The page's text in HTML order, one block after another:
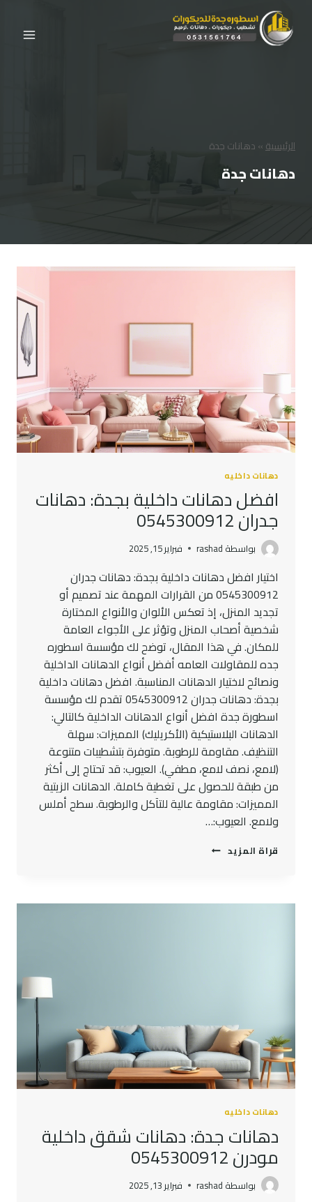
المحتوى
الرئيسية»دهانات جدة
دهانات جدة
دهانات داخليه
افضل دهانات داخلية بجدة: دهانات
جدران 0545300912
بواسطة rashad فبراير 15, 2025
اختيار افضل دهانات داخلية بجدة: دهانات جدران
0545300912 من القرارات المهمة عند تصميم أو
تجديد المنزل، إذ تعكس الألوان والأنواع المختارة
شخصية أصحاب المنزل وتؤثر على الأجواء العامة
للمكان. في هذا المقال، توضح لك مؤسسة اسطوره
جده للمقاولات العامه أفضل أنواع الدهانات الداخلية
ونصائح لاختيار الدهانات المناسبة. افضل دهانات داخلية
بجدة: دهانات جدران 0545300912 تقدم لك مؤسسة
اسطورة جدة افضل أنواع الدهانات الداخلية كالتالي:
الدهانات البلاستيكية (الأكريليك) المميزات: سهلة
التنظيف. مقاومة للرطوبة. متوفرة بتشطيبات متنوعة
(لامع، نصف لامع، مطفي). العيوب: قد تحتاج إلى أكثر
من طبقة للحصول على تغطية كاملة. الدهانات الزيتية
المميزات: مقاومة عالية للتآكل والرطوبة. سطح أملس
ولامع. العيوب:…
قراة المزيد افضل
دهانات
دهانات داخليه
دهانات جدة: دهانات شقق داخلية
مودرن 0545300912
بواسطة rashad فبراير 13, 2025